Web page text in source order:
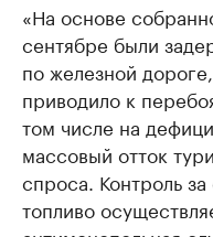
«На основе
сентябре были
по железной
приводило к
том числе на
массовый отток
спроса. Контроль
топливо